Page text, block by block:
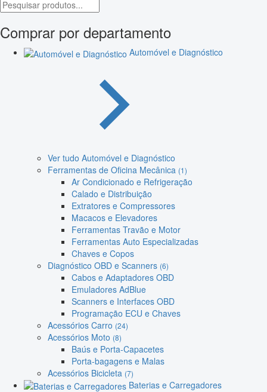
Comprar por departamento
Automóvel e Diagnóstico
Ver tudo Automóvel e Diagnóstico
Ferramentas de Oficina Mecânica (1)
Ar Condicionado e Refrigeração
Calado e Distribuição
Extratores e Compressores
Macacos e Elevadores
Ferramentas Travão e Motor
Ferramentas Auto Especializadas
Chaves e Copos
Diagnóstico OBD e Scanners (6)
Cabos e Adaptadores OBD
Emuladores AdBlue
Scanners e Interfaces OBD
Programação ECU e Chaves
Acessórios Carro (24)
Acessórios Moto (8)
Baús e Porta-Capacetes
Porta-bagagens e Malas
Acessórios Bicicleta (7)
Baterias e Carregadores